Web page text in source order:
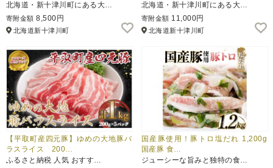
特集・おすすめ
ふるさと納税とは
控除額シミュレータ
北海道・新十津川町にある大…
寄附金額 8,500円
北海道新十津川町
北海道・新十津川町にある大…
寄附金額 11,000円
北海道新十津川町
【平取町産四元豚】ゆめの大地豚バ
ラスライス 200…
ふるさと納税 人気 おすす…
国産豚使用！豚トロ塩だれ 1,200g
国産豚 食…
ジューシーな旨みと独特の食…